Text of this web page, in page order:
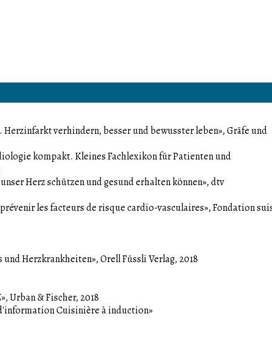
verhindern, besser und bewusster leben», Gräfe und
kompakt. Kleines Fachlexikon für Patienten und
Herz schützen und gesund erhalten können», dtv
les facteurs de risque cardio-vasculaires», Fondation
Herzkrankheiten», Orell Füssli Verlag, 2018
Urban & Fischer, 2018
Cuisinière à induction»